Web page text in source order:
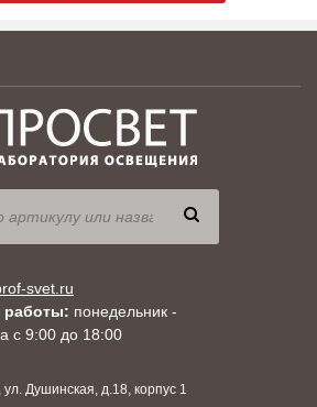
svet.ru
работы: понедельник -
с 9:00 до 18:00
, ул. Душинская, д.18, корпус 1